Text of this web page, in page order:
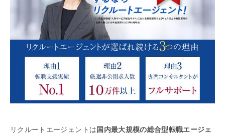
リクルートエージェントは国内最大規模の総合型転職エージェ